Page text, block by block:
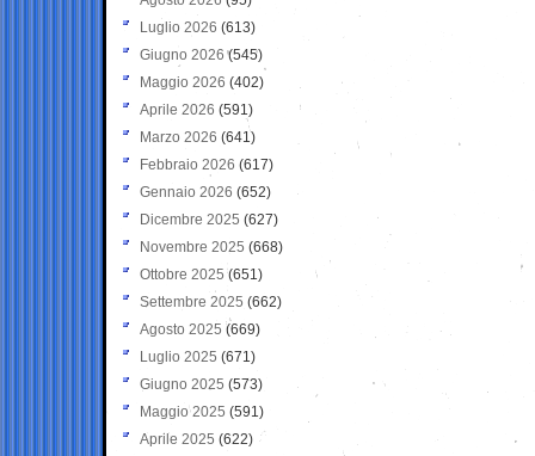
Luglio 2026 (613)
Giugno 2026 (545)
Maggio 2026 (402)
Aprile 2026 (591)
Marzo 2026 (641)
Febbraio 2026 (617)
Gennaio 2026 (652)
Dicembre 2025 (627)
Novembre 2025 (668)
Ottobre 2025 (651)
Settembre 2025 (662)
Agosto 2025 (669)
Luglio 2025 (671)
Giugno 2025 (573)
Maggio 2025 (591)
Aprile 2025 (622)